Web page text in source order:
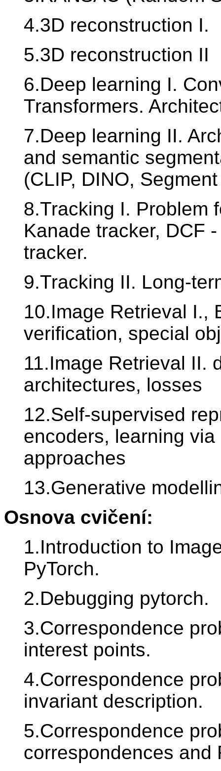
4.3D reconstruction I.
5.3D reconstruction II
6.Deep learning I.
Transformers.
7.Deep learning II.
and semantic
(CLIP, DINO,
8.Tracking I. Problem
Kanade tracker, DCF
tracker.
9.Tracking II. Long-
10.Image Retrieval I.,
verification, special
11.Image Retrieval II.
architectures, losses
12.Self-supervised
encoders, learning
approaches
13.Generative
Osnova cvičení:
1.Introduction to
PyTorch.
2.Debugging pytorch.
3.Correspondence
interest points.
4.Correspondence
invariant description.
5.Correspondence
correspondences and